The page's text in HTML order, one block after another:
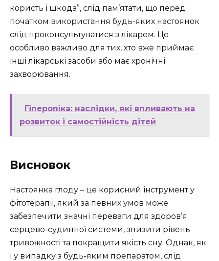
користь і шкода”, слід пам’ятати, що перед
початком використання будь-яких настоянок
слід проконсультуватися з лікарем. Це
особливо важливо для тих, хто вже приймає
інші лікарські засоби або має хронічні
захворювання.
Гіперопіка: наслідки, які впливають на
розвиток і самостійність дітей
Висновок
Настоянка глоду – це корисний інструмент у
фітотерапії, який за певних умов може
забезпечити значні переваги для здоров’я
серцево-судинної системи, знизити рівень
тривожності та покращити якість сну. Однак, як
і у випадку з будь-яким препаратом, слід